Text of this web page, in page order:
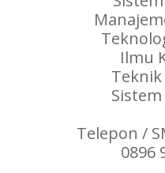
Ilmu
Telepon /
0896